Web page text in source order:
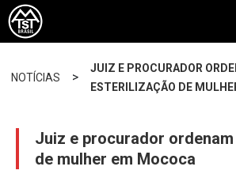
NOTÍCIAS >
JUIZ E PROCURADOR
ESTERILIZAÇÃO DE
Juiz e procurador
de mulher em Mococa